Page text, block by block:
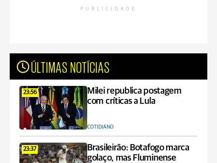
PUBLICIDADE
ÚLTIMAS NOTÍCIAS
23:56
Milei republica postagem
com críticas a Lula
COTIDIANO
23:37
Brasileirão: Botafogo marca
golaço, mas Fluminense